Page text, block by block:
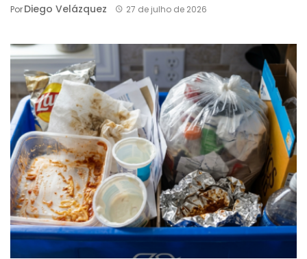
PorDiego Velázquez 27 de julho de 2026